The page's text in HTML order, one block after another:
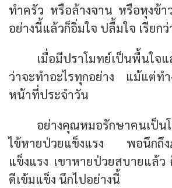
ทำครัว หรือล้างจาน หรือหุงข้
อย่างนี้แล้วก็อิ่มใจ ปลื้มใจ เรียก
เมื่อมีปราโมทย์เป็นพื้นใจ
ว่าจะทำอะไรทุกอย่าง แม้แต่ท
หน้าที่ประจำวัน
อย่างคุณหมอรักษาคนเป็น
ไข้หายป่วยแข็งแรง พอนึกถึง
แข็งแรง เขาหายป่วยสบายแล้ว
ดีเข้มแข็ง นึกไปอย่างนี้